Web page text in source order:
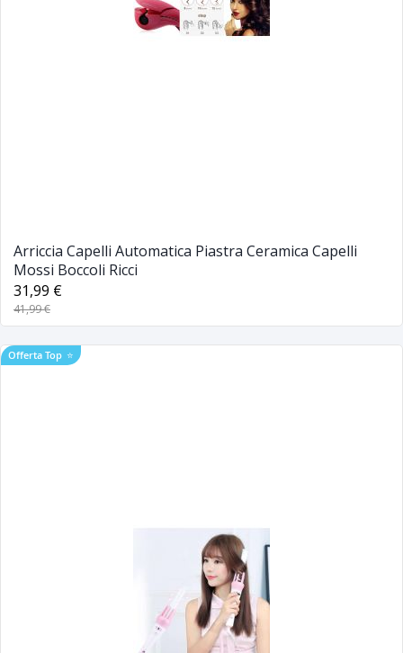
Arriccia Capelli Automatica Piastra Ceramica Capelli
Mossi Boccoli Ricci
31,99 €
41,99 €
Offerta Top ⭐